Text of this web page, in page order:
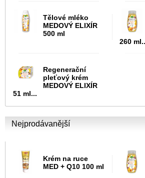
Tělové mléko
MEDOVÝ ELIXÍR
500 ml
260
Regenerační
pleťový krém
MEDOVÝ ELIXÍR
51 ml...
Nejprodávanější
Krém na ruce
MED + Q10 100 ml